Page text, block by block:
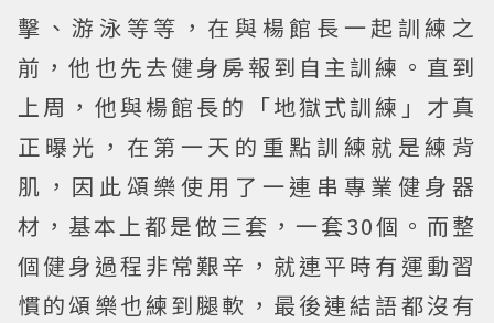
擊、游泳等等，在與楊館長一起訓練之
前，他也先去健身房報到自主訓練。直到
上周，他與楊館長的「地獄式訓練」才真
正曝光，在第一天的重點訓練就是練背
肌，因此頌樂使用了一連串專業健身器
材，基本上都是做三套，一套30個。而整
個健身過程非常艱辛，就連平時有運動習
慣的頌樂也練到腿軟，最後連結語都沒有